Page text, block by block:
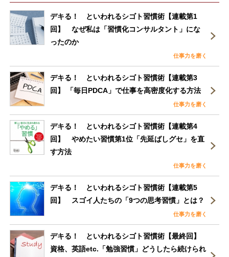
デキる！ といわれるシゴト習慣術【連載第1
回】 なぜ私は「習慣化コンサルタント」にな
ったのか
仕事力を磨く
デキる！ といわれるシゴト習慣術【連載第3
回】 「毎日PDCA」で仕事を高密度化する方法
仕事力を磨く
デキる！ といわれるシゴト習慣術【連載第4
回】 やめたい習慣第1位「先延ばしグセ」を直
す方法
仕事力を磨く
デキる！ といわれるシゴト習慣術【連載第5
回】 スゴイ人たちの「9つの思考習慣」とは？
仕事力を磨く
デキる！ といわれるシゴト習慣術【最終回】
資格、英語etc.「勉強習慣」どうしたら続けられ